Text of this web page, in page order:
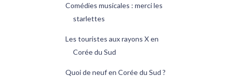
Comédies musicales : merci les
starlettes
Les touristes aux rayons X en
Corée du Sud
Quoi de neuf en Corée du Sud ?